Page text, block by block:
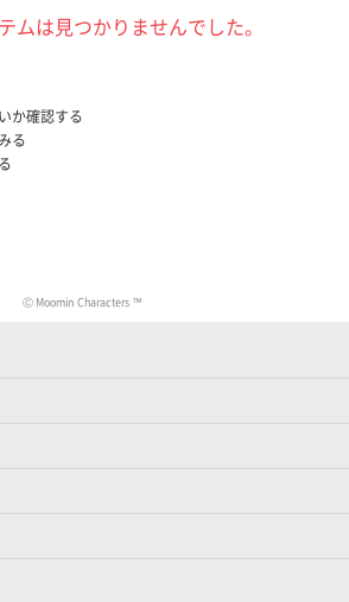
ムは見つかりませんでした。
か確認する
る
Ⓒ Moomin Characters ™